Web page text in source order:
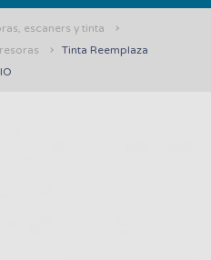
escaners y tinta
Tinta Reemplaza